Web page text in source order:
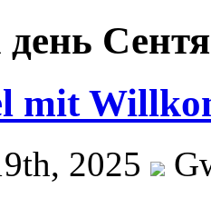
mit
2025